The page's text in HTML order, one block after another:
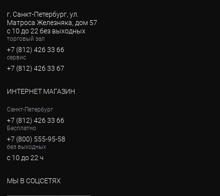
г. Санкт-Петербург, ул.
Матроса Железняка, дом 57
с 10 до 22 без выходных
торговый зал
+7 (812) 426 33 66
сервис
+7 (812) 426 33 67
ИНТЕРНЕТ МАГАЗИН
Санкт-Петербург
+7 (812) 426 33 66
Бесплатно
+7 (800) 555-95-58
без выходных
с 10 до 22 ч
МЫ В СОЦСЕТЯХ